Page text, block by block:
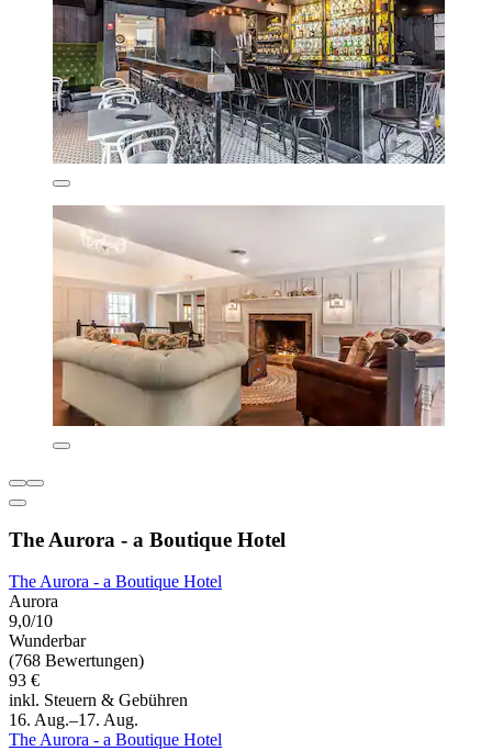
The Aurora - a Boutique Hotel
The Aurora - a Boutique Hotel
Aurora
9,0/10
Wunderbar
(768 Bewertungen)
93 €
inkl. Steuern & Gebühren
16. Aug.–17. Aug.
The Aurora - a Boutique Hotel